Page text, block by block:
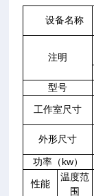
设备名称
注明
型号
工作室尺寸
外形尺寸
功率（kw）
性能
温度范
围